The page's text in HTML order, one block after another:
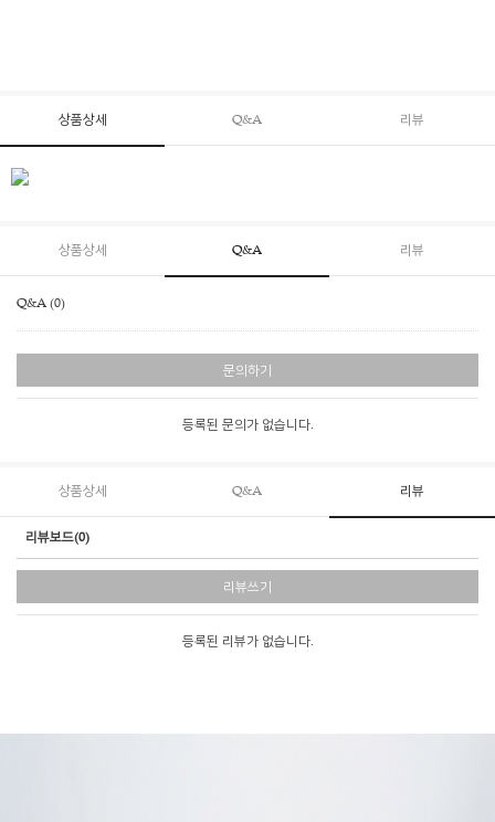
상품상세 Q&A 리뷰
상품상세 Q&A 리뷰
Q&A (0)
문의하기
등록된 문의가 없습니다.
상품상세 Q&A 리뷰
리뷰보드(0)
리뷰쓰기
등록된 리뷰가 없습니다.